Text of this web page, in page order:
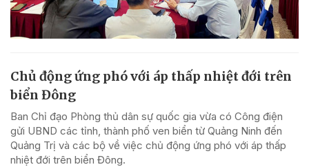
Chủ động ứng phó với áp thấp nhiệt đới trên
biển Đông
Ban Chỉ đạo Phòng thủ dân sự quốc gia vừa có Công điện
gửi UBND các tỉnh, thành phố ven biển từ Quảng Ninh đến
Quảng Trị và các bộ về việc chủ động ứng phó với áp thấp
nhiệt đới trên biển Đông.